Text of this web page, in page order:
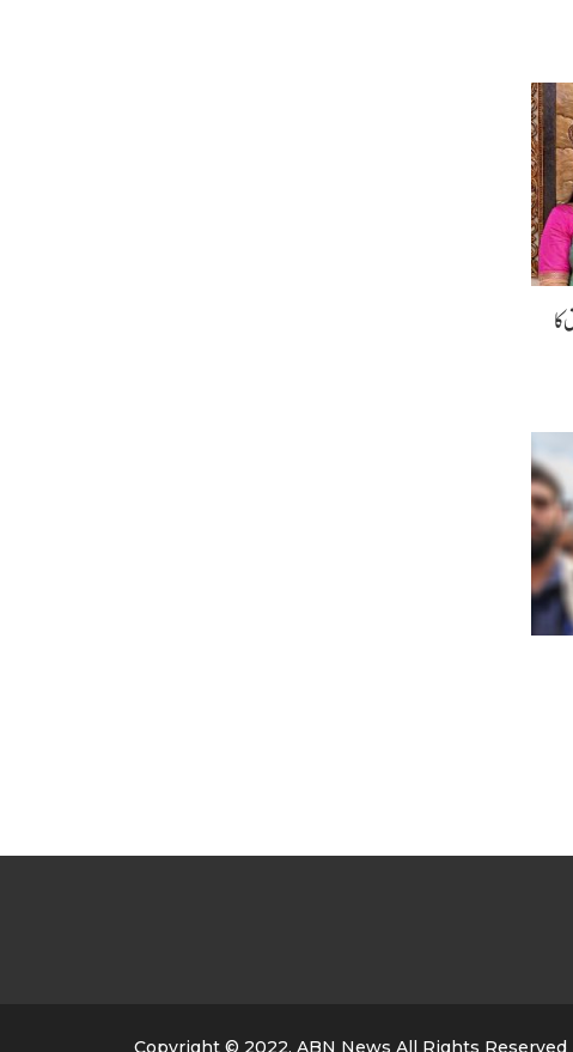
Copyright © 2022, ABN News All Rights Reserved